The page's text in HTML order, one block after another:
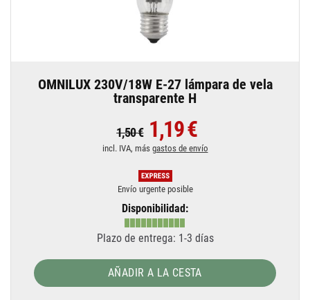
OMNILUX 230V/18W E-27 lámpara de vela
transparente H
1,50 € 1,19 €
incl. IVA, más gastos de envío
Envío urgente posible
Disponibilidad:
Plazo de entrega: 1-3 días
AÑADIR A LA CESTA